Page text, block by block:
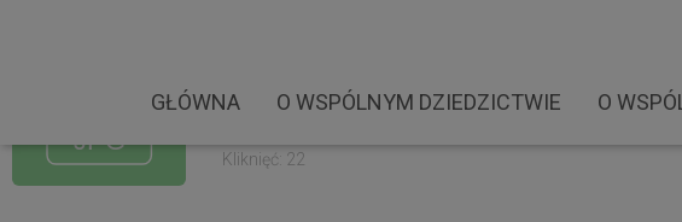
GŁÓWNA O WSPÓLNYM DZIEDZICTWIE O
Towarzystwo Szabli i Miecza.
Created: 30-03-2023
Kliknięć: 22